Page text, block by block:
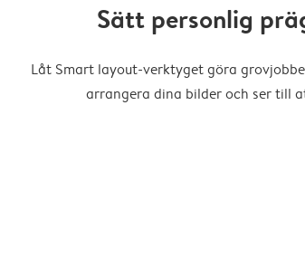
Sätt personlig
Låt Smart layout-verktyget göra
arrangera dina bilder och ser till